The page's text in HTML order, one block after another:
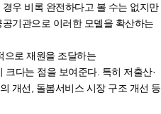
우 비록 완전하다고 볼 수는 없지만
기관으로 이러한 모델을 확산하는
으로 재원을 조달하는
크다는 점을 보여준다. 특히 저출산·
개선, 돌봄서비스 시장 구조 개선 등